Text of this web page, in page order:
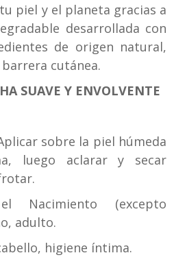
piel y el planeta gracias a
desarrollada con
de origen natural,
cutánea.
SUAVE Y ENVOLVENTE
sobre la piel húmeda
luego aclarar y secar
Nacimiento (excepto
adulto.
higiene íntima.